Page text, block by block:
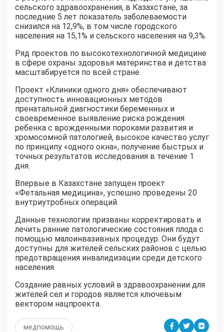
сельского здравоохранения, в Казахстане, за
последние 5 лет показатель заболеваемости
снизился на 12,9%, в том числе городского
населения на 15,1% и сельского населения на 9,3%.
Ряд проектов по высокотехнологичной медицине
в сфере охраны здоровья материнства и детства
масштабируется по всей стране.
Проект «Клиники одного дня» обеспечивают
доступность инновационных методов
пренатальной диагностики беременных и
своевременное выявление риска рождения
ребенка с врожденными пороками развития и
хромосомной патологией, высокое качество услуг
по принципу «одного окна», получение быстрых и
точных результатов исследования в течение 1
дня.
Впервые в Казахстане запущен проект
«Фетальная медицина», успешно проведены 20
внутриутробных операций.
Данные технологии призваны корректировать и
лечить ранние патологические состояния плода с
помощью малоинвазивных процедур. Они будут
доступны для жителей сельских районов с целью
предотвращения инвалидизации среди детского
населения.
Создание равных условий в здравоохранении для
жителей сел и городов является ключевым
вектором нацпроекта.
медпомощь